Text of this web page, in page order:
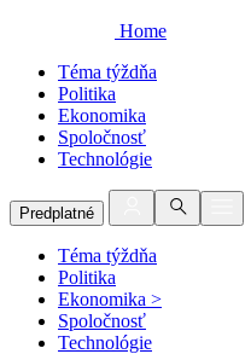
Home
Téma týždňa
Politika
Ekonomika
Spoločnosť
Technológie
Predplatné
Téma týždňa
Politika
Ekonomika >
Spoločnosť
Technológie